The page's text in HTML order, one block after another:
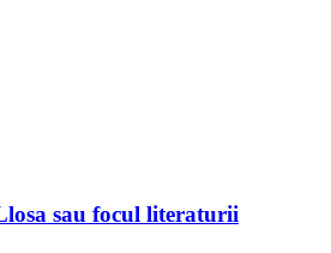
sau focul literaturii